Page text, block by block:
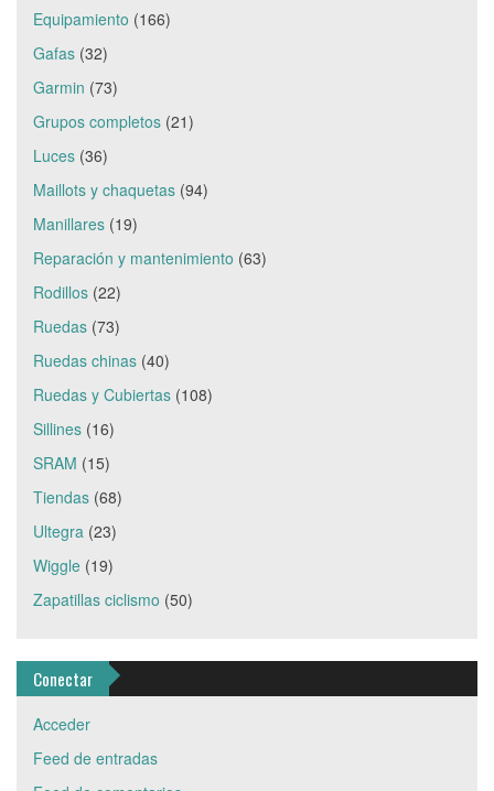
Equipamiento (166)
Gafas (32)
Garmin (73)
Grupos completos (21)
Luces (36)
Maillots y chaquetas (94)
Manillares (19)
Reparación y mantenimiento (63)
Rodillos (22)
Ruedas (73)
Ruedas chinas (40)
Ruedas y Cubiertas (108)
Sillines (16)
SRAM (15)
Tiendas (68)
Ultegra (23)
Wiggle (19)
Zapatillas ciclismo (50)
Conectar
Acceder
Feed de entradas